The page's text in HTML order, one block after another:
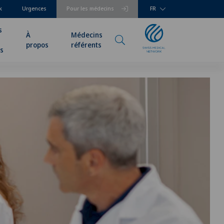
Pour les médecins
Urgences FR
À
propos
Médecins
référents